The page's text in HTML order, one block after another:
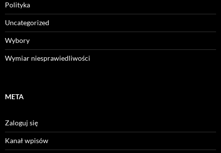
Polityka
Uncategorized
Wybory
Wymiar niesprawiedliwości
META
Zaloguj się
Kanał wpisów